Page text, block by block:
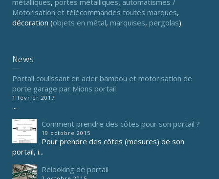
métalliques, portes métalliques, automatismes /
Motorisation et télécommandes toutes marques,
décoration (objets en métal, marquises, pergolas).
News
Portail coulissant en acier bambou et motorisation de
porte garage par Mions portail
1 février 2017
...
Comment prendre des côtes pour son portail ?
19 octobre 2015
Pour prendre des côtes (mesures) de son
portail, i...
Relooking de portail